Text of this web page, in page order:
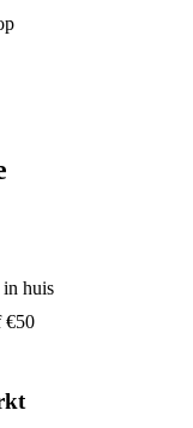
in huis
€50